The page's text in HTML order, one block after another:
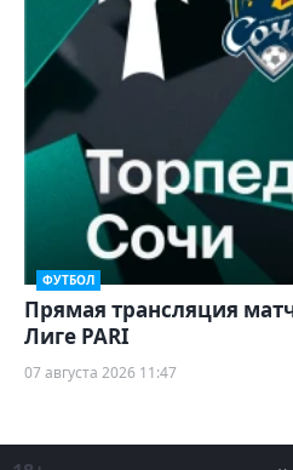
ФУТБОЛ
Прямая трансляция
Лиге PARI
07 августа 2026 11:47